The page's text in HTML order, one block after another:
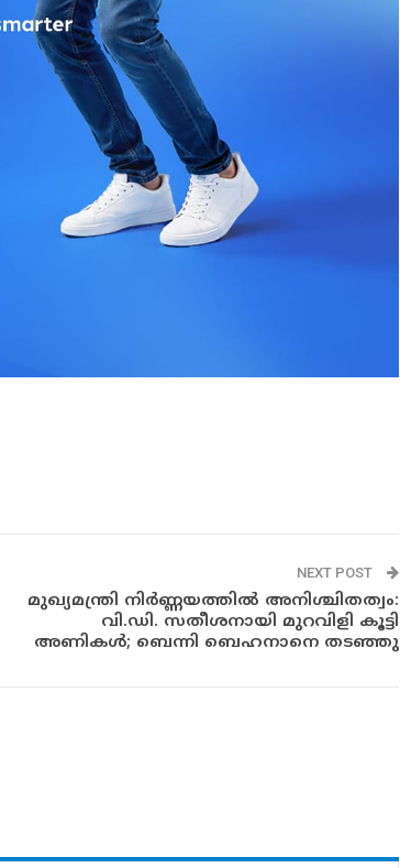
NEXT POST
മുഖ്യമന്ത്രി നിർണ്ണയത്തിൽ അനിശ്ചിതത്വം:
വി.ഡി. സതീശനായി മുറവിളി കൂട്ടി
അണികൾ; ബെന്നി ബെഹനാനെ തടഞ്ഞു